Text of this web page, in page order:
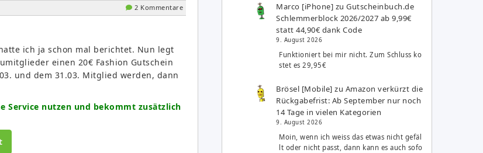
2 Kommentare
ich ja schon mal berichtet. Nun legt
einen 20€ Fashion Gutschein
und dem 31.03. Mitglied werden, dann
Service nutzen und bekommt zusätzlich
Marco [iPhone] zuGutscheinbuch.de
Schlemmerblock 2026/2027 ab 9,99€
statt 44,90€ dank Code
9. August 2026
Funktioniert bei mir nicht. Zum Schluss ko
stet es 29,95€
Brösel [Mobile] zu Amazon verkürzt die
Rückgabefrist: Ab September nur noch
14 Tage in vielen Kategorien
9. August 2026
Moin, wenn ich weiss das etwas nicht gefäl
lt oder nicht passt, dann kann es auch sofo